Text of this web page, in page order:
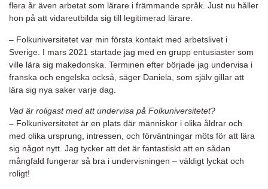
flera år även arbetat som lärare i främmande språk. Just nu håller
hon på att vidareutbilda sig till legitimerad lärare.
– Folkuniversitetet var min första kontakt med arbetslivet i
Sverige. I mars 2021 startade jag med en grupp entusiaster som
ville lära sig makedonska. Terminen efter började jag undervisa i
franska och engelska också, säger Daniela, som själv gillar att
lära sig nya saker varje dag.
Vad är roligast med att undervisa på Folkuniversitetet?
– Folkuniversitetet är en plats där människor i olika åldrar och
med olika ursprung, intressen, och förväntningar möts för att lära
sig något nytt. Jag tycker att det är fantastiskt att en sådan
mångfald fungerar så bra i undervisningen – väldigt lyckat och
roligt!